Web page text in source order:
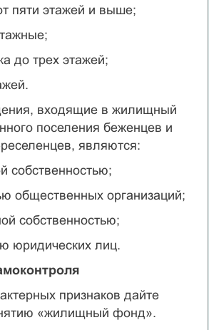
пяти этажей и выше;
до трех этажей;
входящие в жилищный
поселения беженцев и
являются:
собственностью;
общественных организаций;
собственностью;
юридических лиц.
признаков дайте
«жилищный фонд».